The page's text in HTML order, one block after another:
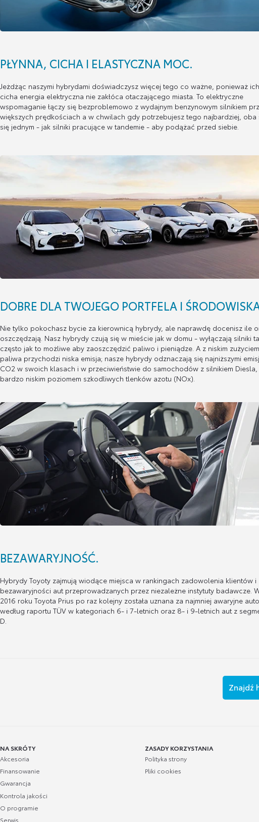
PŁYNNA, CICHA I ELASTYCZNA MOC.
Jeżdżąc naszymi hybrydami doświadczysz więcej tego co ważne, ponieważ ich
cicha energia elektryczna nie zakłóca otaczającego miasta. To elektryczne
wspomaganie łączy się bezproblemowo z wydajnym benzynowym silnikiem
większych prędkościach a w chwilach gdy potrzebujesz tego najbardziej, oba
się jednym - jak silniki pracujące w tandemie - aby podążać przed siebie.
DOBRE DLA TWOJEGO PORTFELA I
Nie tylko pokochasz bycie za kierownicą hybrydy, ale naprawdę docenisz ile
oszczędzają. Nasz hybrydy czują się w mieście jak w domu - wyłączają silniki
często jak to możliwe aby zaoszczędzić paliwo i pieniądze. A z niskim zużyciem
paliwa przychodzi niska emisja; nasze hybrydy odznaczają się najniższymi
CO2 w swoich klasach i w przeciwieństwie do samochodów z silnikiem Diesla,
bardzo niskim poziomem szkodliwych tlenków azotu (NOx).
BEZAWARYJNOŚĆ.
Hybrydy Toyoty zajmują wiodące miejsca w rankingach zadowolenia klientów i
bezawaryjności aut przeprowadzanych przez niezależne instytuty badawcze.
2016 roku Toyota Prius po raz kolejny została uznana za najmniej awaryjne auto
według raportu TÜV w kategoriach 6- i 7-letnich oraz 8- i 9-letnich aut z
D.
Znajdź
NA SKRÓTY
Akcesoria
Finansowanie
Gwarancja
Kontrola jakości
O programie
Serwis
ZASADY KORZYSTANIA
Polityka strony
Pliki cookies